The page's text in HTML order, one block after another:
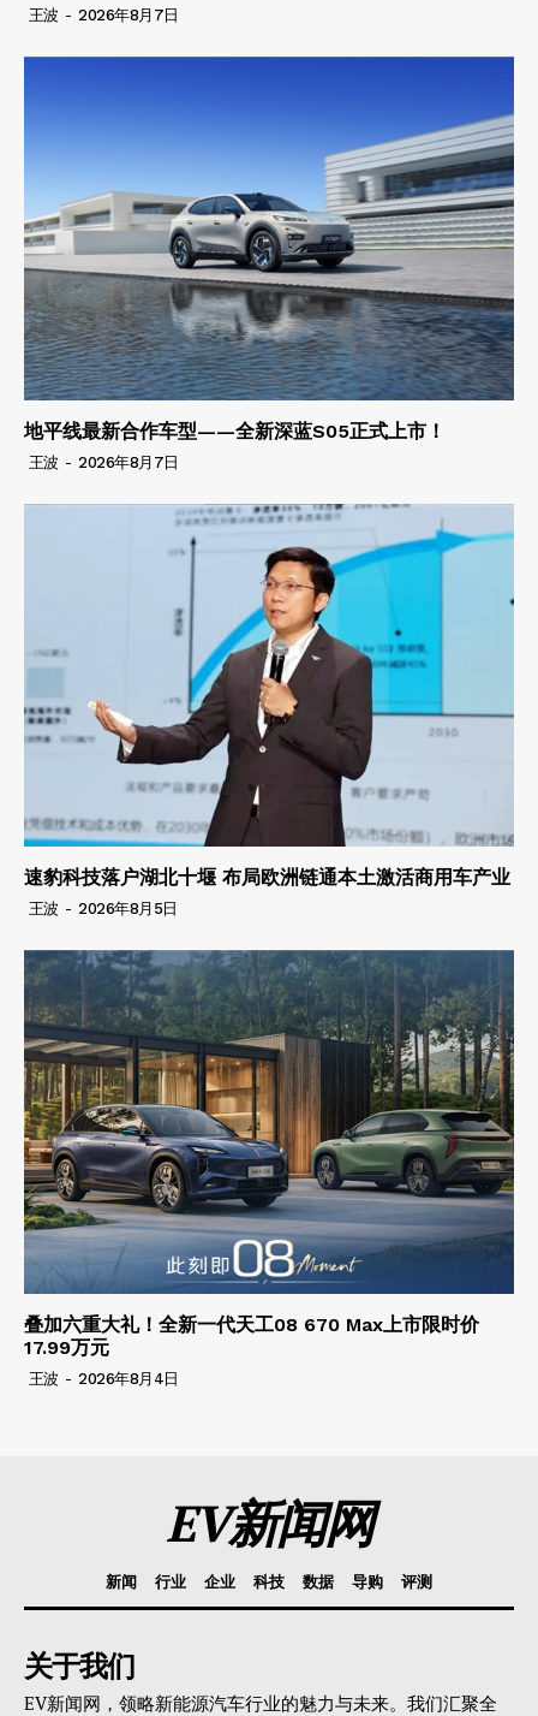
王波 - 2026年8月7日
地平线最新合作车型——全新深蓝S05正式上市！
王波 - 2026年8月7日
速豹科技落户湖北十堰 布局欧洲链通本土激活商用车产业
王波 - 2026年8月5日
叠加六重大礼！全新一代天工08 670 Max上市限时价
17.99万元
王波 - 2026年8月4日
EV新闻网
新闻 行业 企业 科技 数据 导购 评测
关于我们
EV新闻网，领略新能源汽车行业的魅力与未来。我们汇聚全